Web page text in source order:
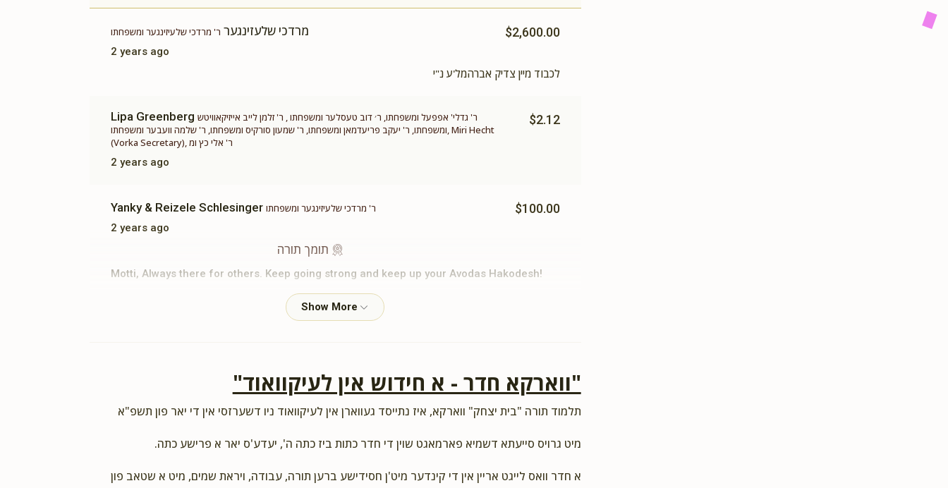
$100.00
מרדכי שלעזינגער ר' מרדכי שלעיזינגער ומשפחתו
2 years ago
$2,600.00
לכבוד מיין צדיק אברהמל'ע נ"י
Lipa Greenberg ר' גדלי' אפפעל ומשפחתו, ר׳ דוב טעסלער ומשפחתו , ר' זלמן לייב אייזיקאוויטש
ומשפחתו, ר' יעקב פריעדמאן ומשפחתו, ר' שמעון סורקיס ומשפחתו, ר' שלמה וועבער ומשפחתו, Miri Hecht
(Vorka Secretary), ר' אלי כץ ומ
2 years ago
$2.12
Yanky & Reizele Schlesinger ר' מרדכי שלעיזינגער ומשפחתו
2 years ago
$100.00
תומך תורה
Motti, Always there for others. Keep going strong and keep up your Avodas Hakodesh!
ר' מרדכי שלעיזינגער ומשפחתו
2 years ago
$100.00
"ווארקא חדר - א חידוש אין לעיקוואוד"
תלמוד תורה "בית יצחק" ווארקא, איז נתייסד געווארן אין לעיקוואוד ניו דשערזסי אין די יאר פון תשפ"א
מיט גרויס סייעתא דשמיא פארמאגט שוין די חדר כתות ביז כתה ה', יעדע'ס יאר א פרישע כתה.
א חדר וואס לייגט אריין אין די קינדער מיט'ן חסידישע ברען תורה, עבודה, ויראת שמים, מיט א שטאב פון